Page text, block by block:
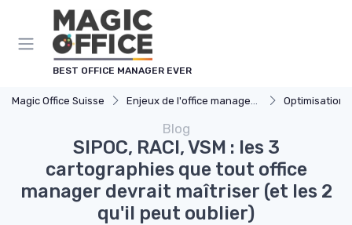
BEST OFFICE MANAGER EVER
Magic Office Suisse Enjeux de l'office management Optimisation
Blog
SIPOC, RACI, VSM : les 3
cartographies que tout office
manager devrait maîtriser (et les 2
qu'il peut oublier)
Panneau de gestion des cookies